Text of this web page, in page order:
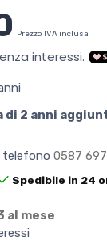
Prezzo IVA inclusa
2 anni
telefono 0587
Spedibile in 24
al mese